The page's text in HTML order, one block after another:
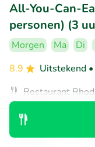
All-You-Can-
personen) (3
Morgen Ma Di
8.9
Uitstekend
Restaurant
Verkocht: 25